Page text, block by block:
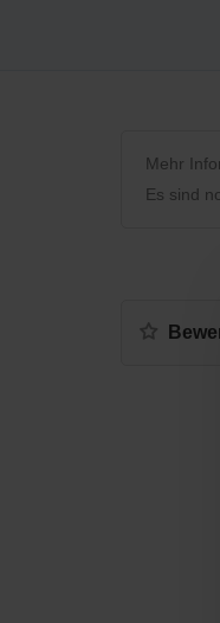
Mehr
Es sind